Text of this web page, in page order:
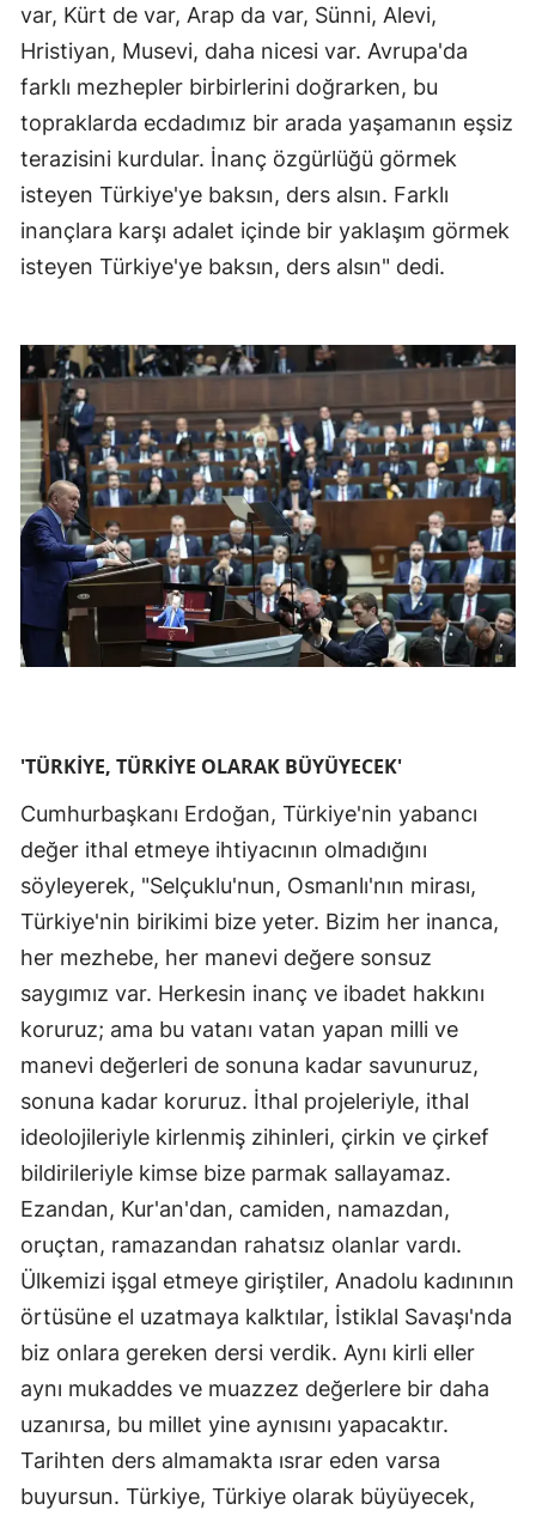
var, Kürt de var, Arap da var, Sünni, Alevi,
Hristiyan, Musevi, daha nicesi var. Avrupa'da
farklı mezhepler birbirlerini doğrarken, bu
topraklarda ecdadımız bir arada yaşamanın eşsiz
terazisini kurdular. İnanç özgürlüğü görmek
isteyen Türkiye'ye baksın, ders alsın. Farklı
inançlara karşı adalet içinde bir yaklaşım görmek
isteyen Türkiye'ye baksın, ders alsın" dedi.
'TÜRKİYE, TÜRKİYE OLARAK BÜYÜYECEK'
Cumhurbaşkanı Erdoğan, Türkiye'nin yabancı
değer ithal etmeye ihtiyacının olmadığını
söyleyerek, "Selçuklu'nun, Osmanlı'nın mirası,
Türkiye'nin birikimi bize yeter. Bizim her inanca,
her mezhebe, her manevi değere sonsuz
saygımız var. Herkesin inanç ve ibadet hakkını
koruruz; ama bu vatanı vatan yapan milli ve
manevi değerleri de sonuna kadar savunuruz,
sonuna kadar koruruz. İthal projeleriyle, ithal
ideolojileriyle kirlenmiş zihinleri, çirkin ve çirkef
bildirileriyle kimse bize parmak sallayamaz.
Ezandan, Kur'an'dan, camiden, namazdan,
oruçtan, ramazandan rahatsız olanlar vardı.
Ülkemizi işgal etmeye giriştiler, Anadolu kadınının
örtüsüne el uzatmaya kalktılar, İstiklal Savaşı'nda
biz onlara gereken dersi verdik. Aynı kirli eller
aynı mukaddes ve muazzez değerlere bir daha
uzanırsa, bu millet yine aynısını yapacaktır.
Tarihten ders almamakta ısrar eden varsa
buyursun. Türkiye, Türkiye olarak büyüyecek,